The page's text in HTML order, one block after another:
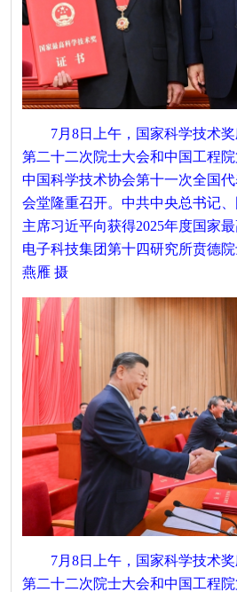
7月8日上午，国家科学技术
第二十二次院士大会和中国工程院
中国科学技术协会第十一次全国
会堂隆重召开。中共中央总书记
主席习近平向获得2025年度国家
电子科技集团第十四研究所贲德
燕雁 摄
7月8日上午，国家科学技术
第二十二次院士大会和中国工程院